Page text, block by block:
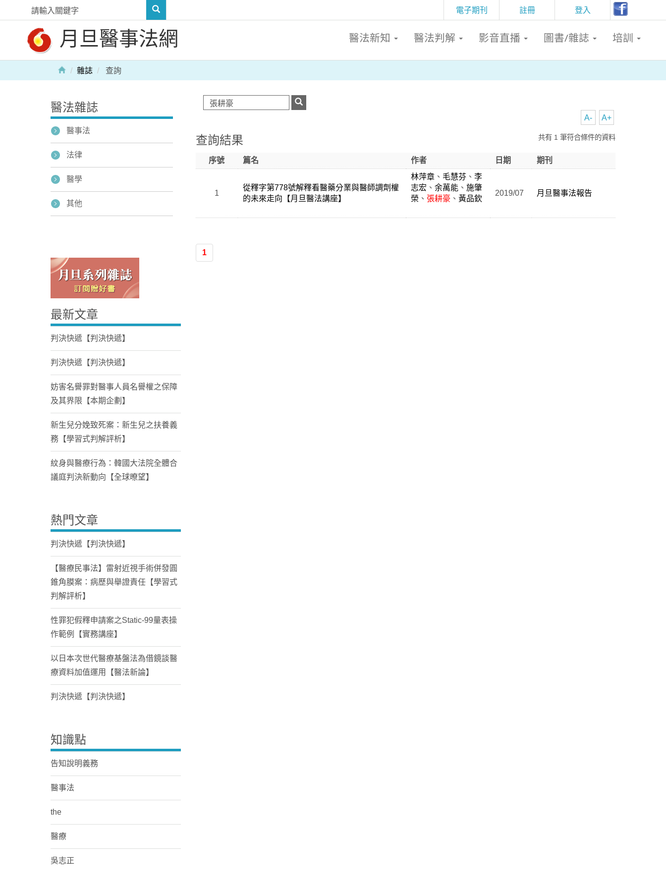
註冊 登入
電子期刊
月旦醫事法網 醫法新知 醫法判解 影音直播 圖書/雜誌 培訓
Home
雜誌 查詢
A+
A-
查詢結果 共有 1 筆符合條件的資料
序號 篇名 作者 日期 期刊
1
從釋字第778號解釋看醫藥分業與醫師調劑權
的未來走向【月旦醫法講座】
林萍章、 毛慧芬、 李
志宏 、 余萬能 、 施肇
榮 、 張耕豪 、 黃品欽
2019/07 月旦醫事法報告
1
醫法雜誌
醫事法
法律
醫學
其他
最新文章
判決快遞【判決快遞】
判決快遞【判決快遞】
妨害名譽罪對醫事人員名譽權之保障
及其界限【本期企劃】
新生兒分娩致死案：新生兒之扶養義
務【學習式判解評析】
紋身與醫療行為：韓國大法院全體合
議庭判決新動向【全球暸望】
熱門文章
判決快遞【判決快遞】
【醫療民事法】雷射近視手術併發圓
錐角膜案：病歷與舉證責任【學習式
判解評析】
性罪犯假釋申請案之Static-99量表操
作範例【實務講座】
以日本次世代醫療基盤法為借鏡談醫
療資料加值運用【醫法新論】
判決快遞【判決快遞】
知識點
告知說明義務
醫事法
the
醫療
吳志正